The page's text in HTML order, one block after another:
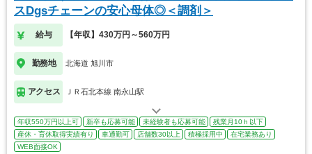
スDgsチェーンの安心母体◎＜調剤＞
給与 【年収】430万円～560万円
勤務地 北海道 旭川市
アクセス ＪＲ石北本線 南永山駅
年収550万円以上可 新卒も応募可能 未経験者も応募可能
残業月10ｈ以下
産休・育休取得実績有り
車通勤可 店舗数30以上 積極採用中
在宅業務あり
WEB面接OK